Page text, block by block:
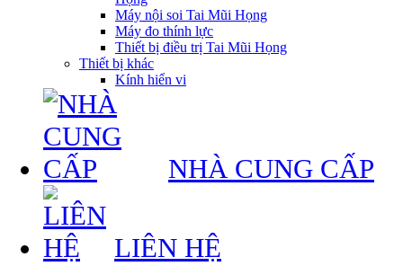
Máy nội soi Tai Mũi Họng
Máy đo thính lực
Thiết bị điều trị Tai Mũi Họng
Thiết bị khác
Kính hiển vi
NHÀ CUNG CẤP
LIÊN HỆ